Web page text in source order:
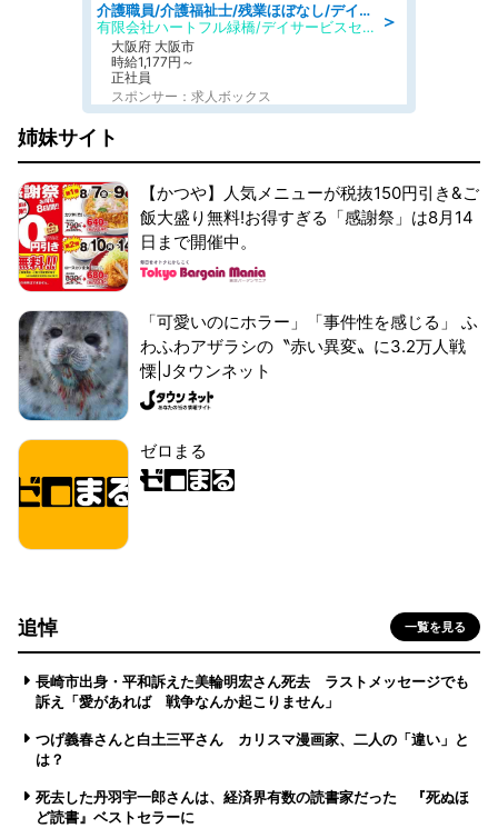
＞
介護職員/介護福祉士/残業ほぼなし/デイサービスの介護士/日勤のみ
有限会社ハートフル緑橋/デイサービスセンター ハートフル桃谷
大阪府 大阪市
時給1,177円～
正社員
スポンサー：求人ボックス
姉妹サイト
【かつや】人気メニューが税抜150円引き&ご
飯大盛り無料!お得すぎる「感謝祭」は8月14
日まで開催中。
「可愛いのにホラー」「事件性を感じる」 ふ
わふわアザラシの〝赤い異変〟に3.2万人戦
慄|Jタウンネット
ゼロまる
追悼 一覧を見る
長崎市出身・平和訴えた美輪明宏さん死去 ラストメッセージでも
訴え「愛があれば 戦争なんか起こりません」
つげ義春さんと白土三平さん カリスマ漫画家、二人の「違い」と
は？
死去した丹羽宇一郎さんは、経済界有数の読書家だった 『死ぬほ
ど読書』ベストセラーに